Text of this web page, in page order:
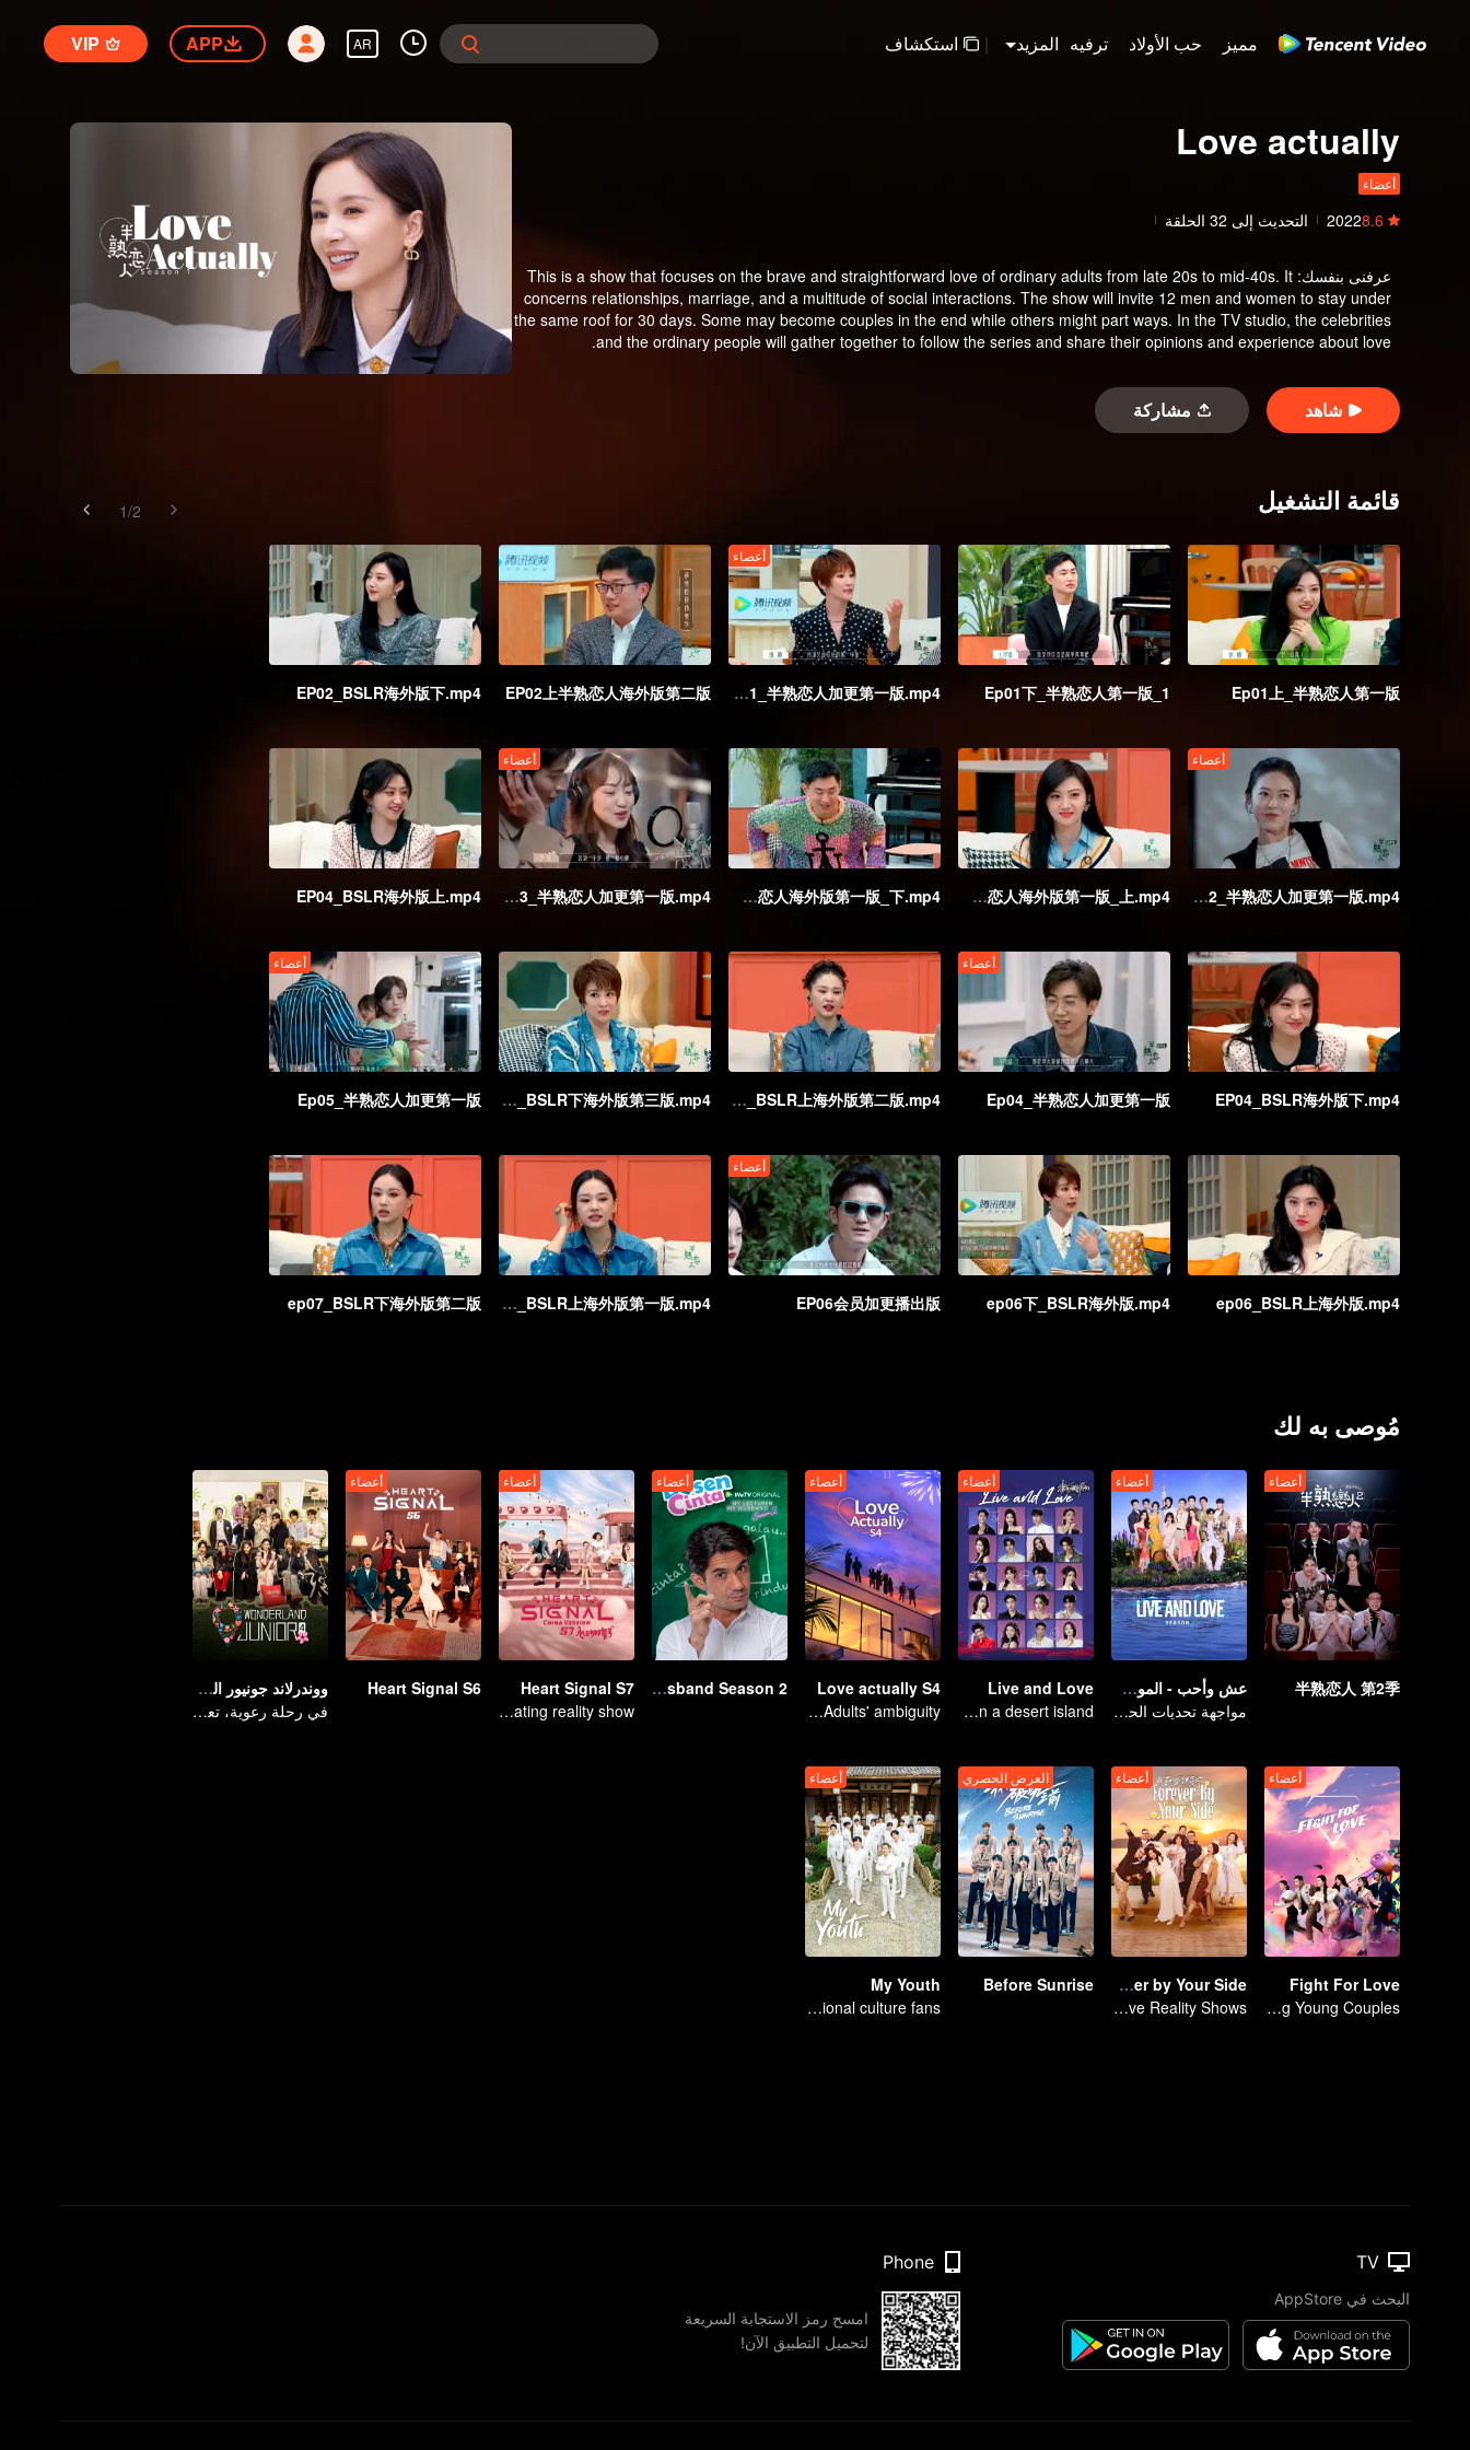
مميز حب الأولاد ترفيه المزيد | استكشاف AR
APP
VIP
Love actually
أعضاء
8.6
2022 التحديث إلى 32 الحلقة
عرفنى بنفسك:
This is a show that focuses on the brave and straightforward love of ordinary adults from late 20s to mid-40s. It
concerns relationships, marriage, and a multitude of social interactions. The show will invite 12 men and women to stay under
the same roof for 30 days. Some may become couples in the end while others might part ways. In the TV studio, the celebrities
and the ordinary people will gather together to follow the series and share their opinions and experience about love.
شاهد مشاركة
قائمة التشغيل 1/2
Ep01上_半熟恋人第一版
Ep01下_半熟恋人第一版_1
أعضاء
Ep01_半熟恋人加更第一版.mp4
EP02上半熟恋人海外版第二版
EP02_BSLR海外版下.mp4
أعضاء
Ep02_半熟恋人加更第一版.mp4
EP03_半熟恋人海外版第一版_上.mp4
EP03_半熟恋人海外版第一版_下.mp4
أعضاء
Ep03_半熟恋人加更第一版.mp4
EP04_BSLR海外版上.mp4
EP04_BSLR海外版下.mp4
أعضاء
Ep04_半熟恋人加更第一版
ep05_BSLR上海外版第二版.mp4
ep05_BSLR下海外版第三版.mp4
أعضاء
Ep05_半熟恋人加更第一版
ep06_BSLR上海外版.mp4
ep06下_BSLR海外版.mp4
أعضاء
EP06会员加更播出版
ep07_BSLR上海外版第一版.mp4
ep07_BSLR下海外版第二版
مُوصى به لك
أعضاء
半熟恋人 第2季
أعضاء
عش وأحب - الموسم الثاني
مواجهة تحديات الحب والبقاء
أعضاء
Live and Love
Twenty attractive men and women fall in love on a desert island
أعضاء
Love actually S4
High-end Match of Adults' ambiguity
أعضاء
Love Lecturer - My Lecturer My Husband Season 2
أعضاء
Heart Signal S7
The top dating reality show
أعضاء
Heart Signal S6
ووندرلاند جونيور الموسم الرابع
في رحلة رعوية، تعرّف على العالم
أعضاء
Fight For Love
Xie Na Watches the Mire Battle Among Young Couples
أعضاء
Forever by Your Side
Mature Singles Brave the World of Love Reality Shows
العرض الحصري
Before Sunrise
أعضاء
My Youth
Here come the young traditional culture fans!
TV
البحث في AppStore
Phone
امسح رمز الاستجابة السريعة
لتحميل التطبيق الآن!